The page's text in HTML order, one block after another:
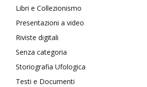
Libri e Collezionismo
Presentazioni a video
Riviste digitali
Senza categoria
Storiografia Ufologica
Testi e Documenti